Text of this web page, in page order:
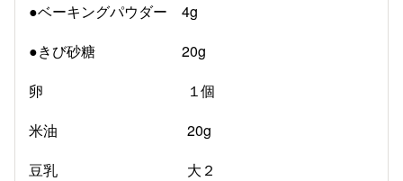
●ベーキングパウダー 4g
●きび砂糖 20g
卵 １個
米油 20g
豆乳 大２